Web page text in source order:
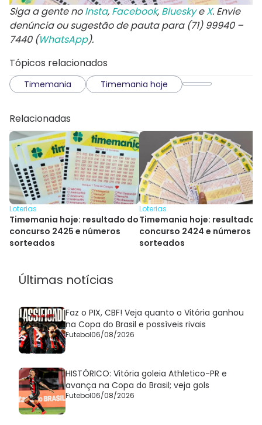
Siga a gente noInsta, Facebook, BlueskyeX. Envie
denúncia ou sugestão de pauta para (71) 99940 –
7440 (WhatsApp).
Tópicos relacionados
Timemania Timemania hoje
Relacionadas
Loterias
Timemania hoje: resultado do
concurso 2425 e números
sorteados
Loterias
Timemania hoje: resultado
concurso 2424 e números
sorteados
Últimas notícias
Faz o PIX, CBF! Veja quanto o Vitória ganhou
na Copa do Brasil e possíveis rivais
Futebol06/08/2026
HISTÓRICO: Vitória goleia Athletico-PR e
avança na Copa do Brasil; veja gols
Futebol06/08/2026